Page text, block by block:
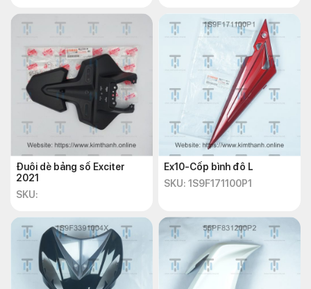
Đuôi dè bảng số Exciter
2021
SKU:
Ex10-Cốp bình đô L
SKU: 1S9F171100P1